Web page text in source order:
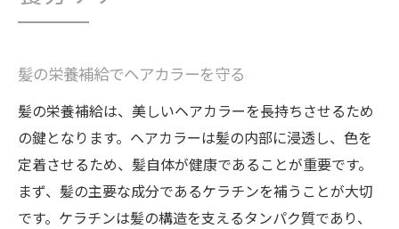
髪の栄養補給でヘアカラーを守る
髪の栄養補給は、美しいヘアカラーを長持ちさせるため
の鍵となります。ヘアカラーは髪の内部に浸透し、色を
定着させるため、髪自体が健康であることが重要です。
まず、髪の主要な成分であるケラチンを補うことが大切
です。ケラチンは髪の構造を支えるタンパク質であり、